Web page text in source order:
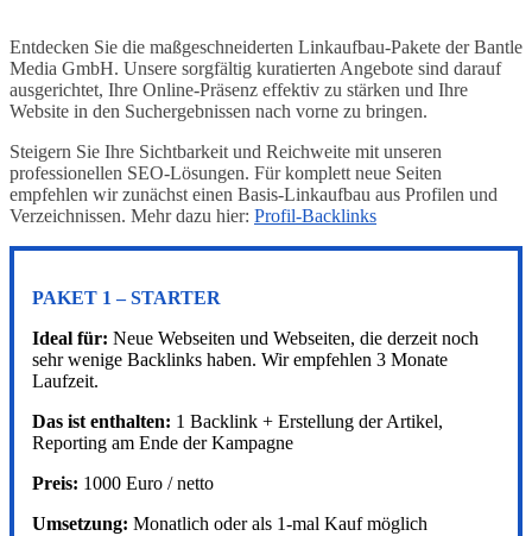
Entdecken Sie die maßgeschneiderten Linkaufbau-Pakete der Bantle
Media GmbH. Unsere sorgfältig kuratierten Angebote sind darauf
ausgerichtet, Ihre Online-Präsenz effektiv zu stärken und Ihre
Website in den Suchergebnissen nach vorne zu bringen.
Steigern Sie Ihre Sichtbarkeit und Reichweite mit unseren
professionellen SEO-Lösungen. Für komplett neue Seiten
empfehlen wir zunächst einen Basis-Linkaufbau aus Profilen und
Verzeichnissen. Mehr dazu hier: Profil-Backlinks
PAKET 1 – STARTER
Ideal für: Neue Webseiten und Webseiten, die derzeit noch
sehr wenige Backlinks haben. Wir empfehlen 3 Monate
Laufzeit.
Das ist enthalten: 1 Backlink + Erstellung der Artikel,
Reporting am Ende der Kampagne
Preis: 1000 Euro / netto
Umsetzung: Monatlich oder als 1-mal Kauf möglich